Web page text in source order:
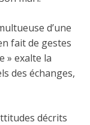
d’une
fait de gestes
» exalte la
des échanges,
décrits